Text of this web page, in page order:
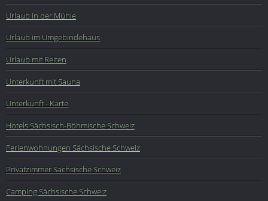
Urlaub in der Mühle
Urlaub im Umgebindehaus
Urlaub mit Reiten
Unterkunft mit Sauna
Unterkunft - Karte
Hotels Sächsisch-Böhmische Schweiz
Ferienwohnungen Sächsische Schweiz
Privatzimmer Sächsische Schweiz
Camping Sächsische Schweiz